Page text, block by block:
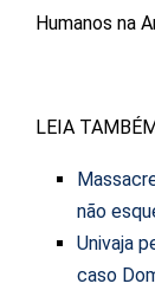
Humanos na
LEIA
não
Univaja
caso